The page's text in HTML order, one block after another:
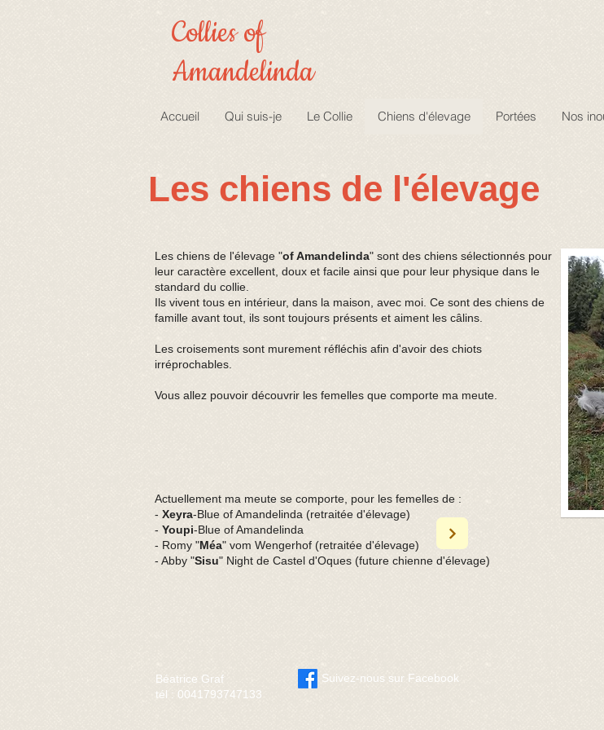
Collies of
Amandelinda
Accueil Qui suis-je Le Collie Chiens d'élevage Portées Nos
Les chiens de l'élevage
Les chiens de l'élevage "of Amandelinda" sont des chiens sélectionnés pour
leur caractère excellent, doux et facile ainsi que pour leur physique dans le
standard du collie.
Ils vivent tous en intérieur, dans la maison, avec moi. Ce sont des chiens de
famille avant tout, ils sont toujours présents et aiment les câlins.
Les croisements sont murement réfléchis afin d'avoir des chiots
irréprochables.
Vous allez pouvoir découvrir les femelles que comporte ma meute.
Actuellement ma meute se comporte, pour les femelles de :
- Xeyra-Blue of Amandelinda (retraitée d'élevage)
- Youpi-Blue of Amandelinda
- Romy "Méa" vom Wengerhof (retraitée d'élevage)
- Abby "Sisu" Night de Castel d'Oques (future chienne d'élevage)
Béatrice Graf
tél : 0041793747133
Suivez-nous sur Facebook